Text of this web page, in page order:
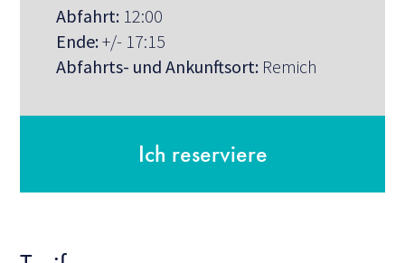
Abfahrt: 12:00
Ende:+/- 17:15
Abfahrts- und Ankunftsort: Remich
Ich reserviere